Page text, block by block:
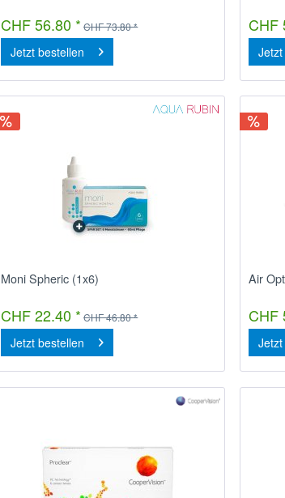
CHF 56.80 * CHF 73.80 *
Jetzt bestellen
CHF
Moni Spheric (1x6)
CHF 22.40 * CHF 46.80 *
Jetzt bestellen
Air
CHF